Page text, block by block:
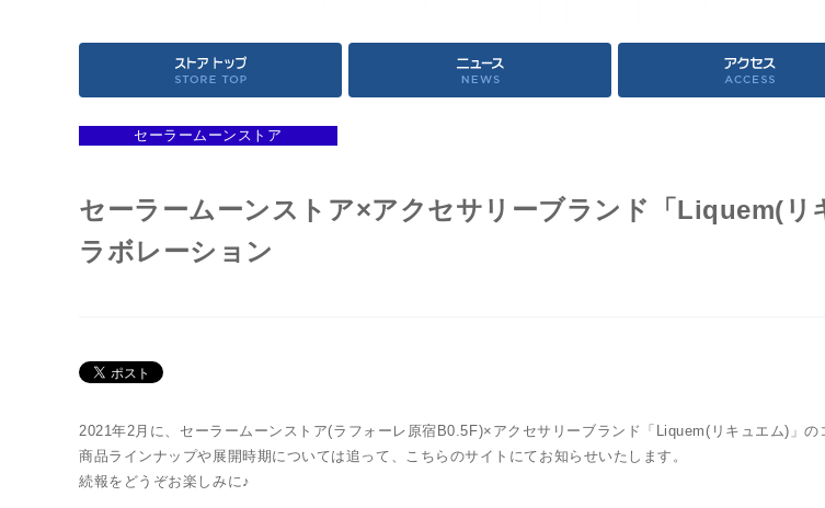
セーラームーンストア
セーラームーンストア×アクセサリーブランド「Liquem(リ
ラボレーション
2021年2月に、セーラームーンストア(ラフォーレ原宿B0.5F)×アクセサリーブランド「Liquem(リキュエム)」の
商品ラインナップや展開時期については追って、こちらのサイトにてお知らせいたします。
続報をどうぞお楽しみに♪
OFFICIAL STORE